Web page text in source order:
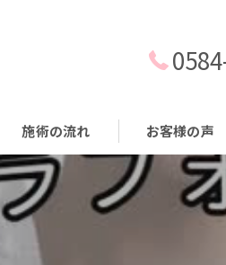
施術の流れ お客様の声